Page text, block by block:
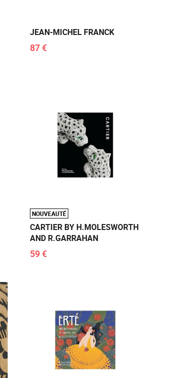
JEAN-MICHEL FRANCK
87 €
NOUVEAUTÉ
CARTIER BY H.MOLESWORTH
AND R.GARRAHAN
59 €